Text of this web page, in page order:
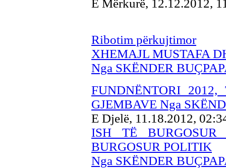
E Mërkurë, 12.12.2012,
Ribotim përkujtimor
XHEMAJL MUSTAFA
Nga SKËNDER
FUNDNËNTORI
GJEMBAVE Nga
E Djelë, 11.18.2012,
ISH TË
BURGOSUR POLITIK
Nga SKËNDER